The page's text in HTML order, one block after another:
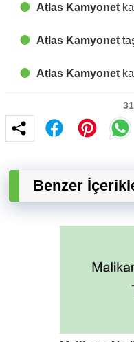
Atlas Kamyonet
Atlas Kamyonet
Atlas Kamyonet
Benzer